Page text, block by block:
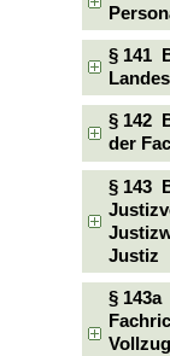
§ 141
§ 142
der
§ 143
Justiz
§